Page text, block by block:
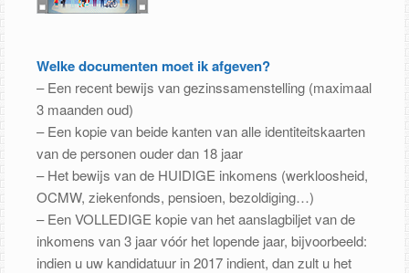
Welke documenten moet ik afgeven?
– Een recent bewijs van gezinssamenstelling (maximaal
3 maanden oud)
– Een kopie van beide kanten van alle identiteitskaarten
van de personen ouder dan 18 jaar
– Het bewijs van de HUIDIGE inkomens (werkloosheid,
OCMW, ziekenfonds, pensioen, bezoldiging…)
– Een VOLLEDIGE kopie van het aanslagbiljet van de
inkomens van 3 jaar vóór het lopende jaar, bijvoorbeeld:
indien u uw kandidatuur in 2017 indient, dan zult u het